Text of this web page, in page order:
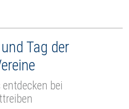
Tag der
bei